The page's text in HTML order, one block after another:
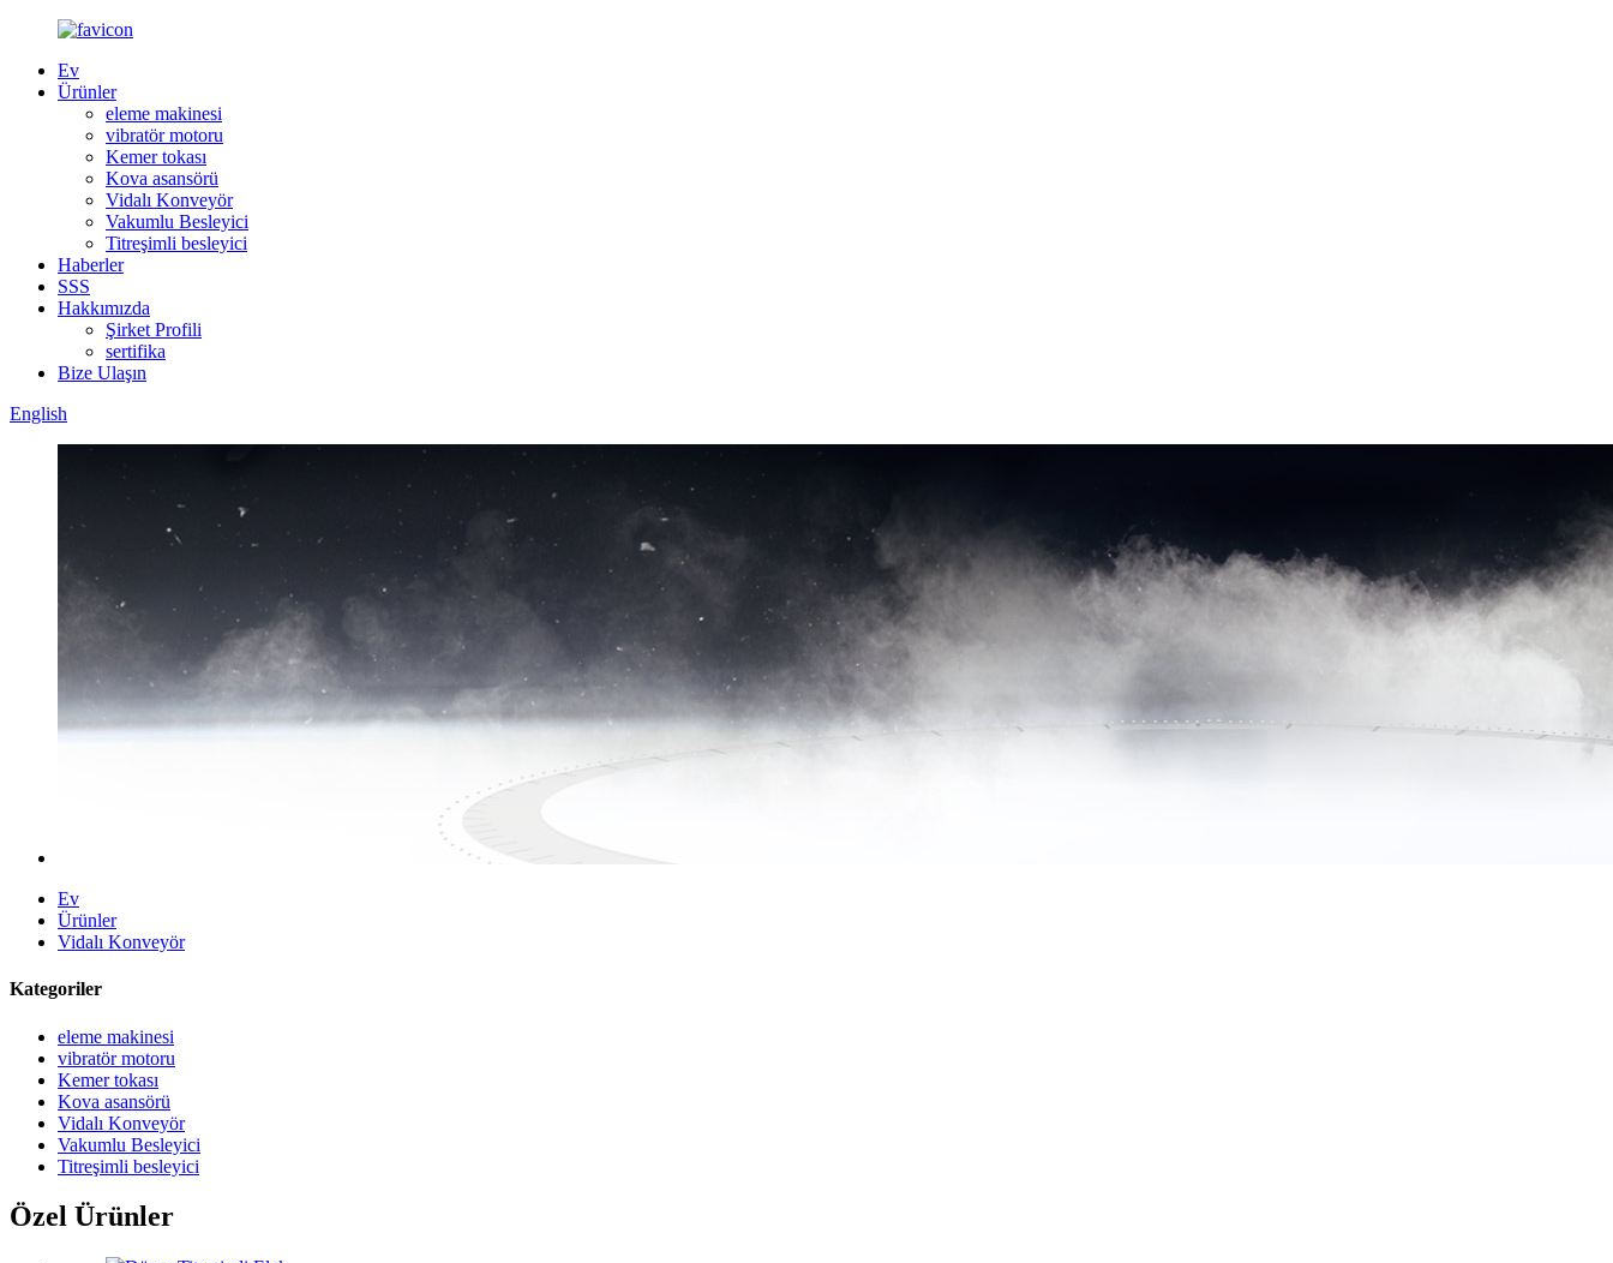
Ev
Ürünler
eleme makinesi
vibratör motoru
Kemer tokası
Kova asansörü
Vidalı Konveyör
Vakumlu Besleyici
Titreşimli besleyici
Haberler
SSS
Hakkımızda
Şirket Profili
sertifika
Bize Ulaşın
English
Ev
Ürünler
Vidalı Konveyör
Kategoriler
eleme makinesi
vibratör motoru
Kemer tokası
Kova asansörü
Vidalı Konveyör
Vakumlu Besleyici
Titreşimli besleyici
Özel Ürünler